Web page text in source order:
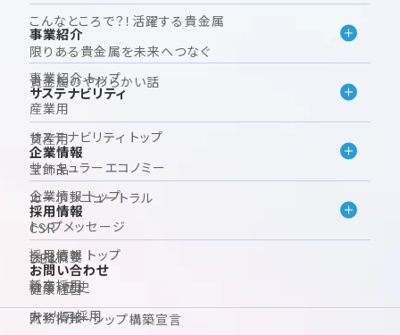
こんなところで？！活躍する貴金属
限りある貴金属を未来へつなぐ
貴金属のやわらかい話
事業紹介
事業紹介 トップ
産業用
資産用
宝飾品
サステナビリティ
サステナビリティ トップ
サーキュラーエコノミー
カーボンニュートラル
CSR
DE&I
健康経営
パートナーシップ構築宣言
企業情報
企業情報 トップ
トップメッセージ
会社概要
沿革・歴史
財務情報
採用情報
採用情報 トップ
新卒採用
キャリア採用
お問い合わせ